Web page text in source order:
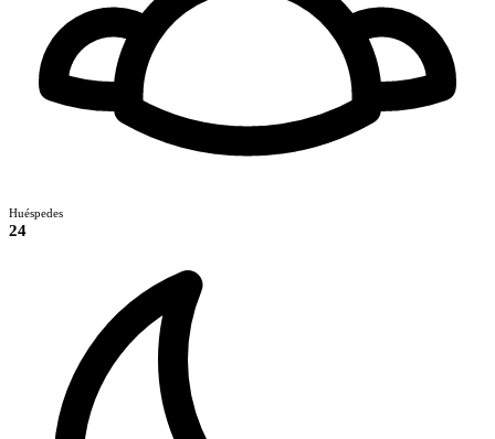
Huéspedes
24